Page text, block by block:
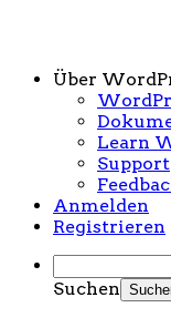
Über
Learn
Support
Anmelden
Registrieren
Suchen